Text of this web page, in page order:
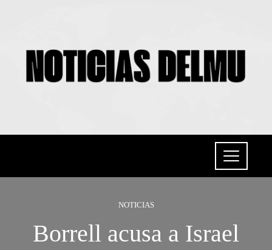
NOTICIAS
Borrell acusa a Israel